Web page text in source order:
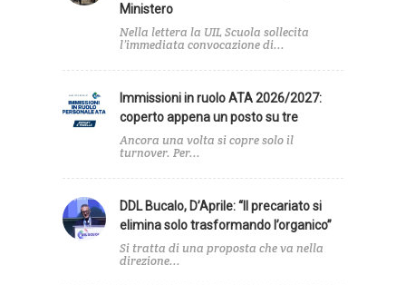
Ministero
Nella lettera la UIL Scuola sollecita
l’immediata convocazione di...
Immissioni in ruolo ATA 2026/2027:
coperto appena un posto su tre
Ancora una volta si copre solo il
turnover. Per...
DDL Bucalo, D’Aprile: “Il precariato si
elimina solo trasformando l’organico”
Si tratta di una proposta che va nella
direzione...